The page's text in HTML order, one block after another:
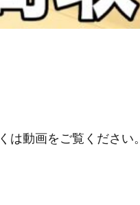
動画をご覧ください。